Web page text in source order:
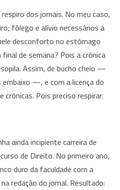
dos jornais. No meu caso,
fôlego e alívio necessários a
desconforto no estômago
de semana? Pois a crônica
Assim, de bucho cheio —
—, e com a licença do
Pois preciso respirar.
ainda incipiente carreira de
de Direito. No primeiro ano,
duro da faculdade com a
redação do jornal. Resultado: